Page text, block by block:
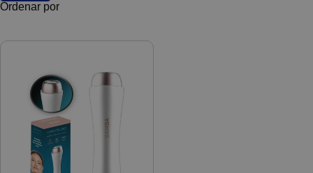
Ordenar por